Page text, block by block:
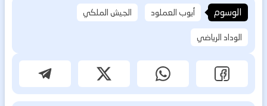
الوسوم أيوب العملود
الجيش الملكي
الوداد الرياضي